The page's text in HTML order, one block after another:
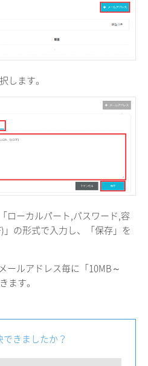
します。
ローカルパート,パスワード,容
」の形式で入力し、「保存」を
ルアドレス毎に「10MB～
ます。
きましたか？